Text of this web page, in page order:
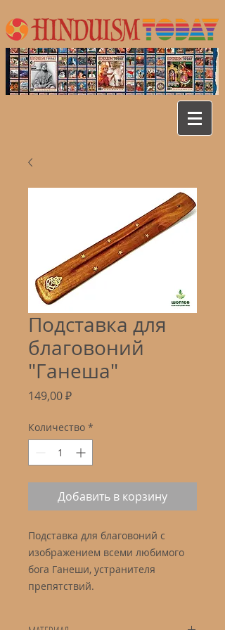
Подставка для
благовоний
"Ганеша"
149,00 ₽Цена
Количество *
Добавить в корзину
Подставка для благовоний с
изображением всеми любимого
бога Ганеши, устранителя
препятствий.